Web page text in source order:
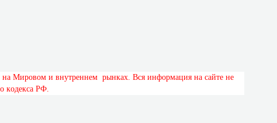
на Мировом и внутреннем рынках. Вся информация на сайте не
о кодекса РФ.